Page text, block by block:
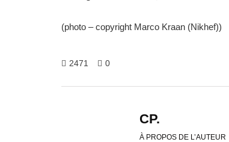
(photo – copyright Marco Kraan (Nikhef))
2471 0
CP.
À PROPOS DE L’AUTEUR